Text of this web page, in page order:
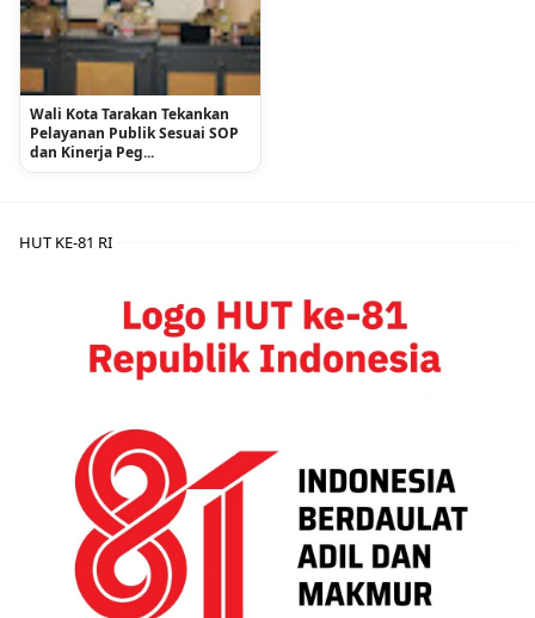
Wali Kota Tarakan Tekankan
Pelayanan Publik Sesuai SOP
dan Kinerja Peg...
HUT KE-81 RI